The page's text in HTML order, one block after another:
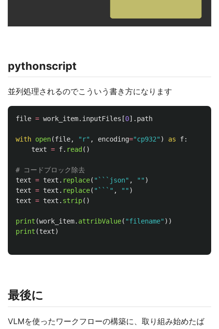
pythonscript
並列処理されるのでこういう書き方になります
file = work_item. inputFiles [0]. path
with open(file, " r" , encoding="cp932" ) as f:
text = f. read ()
text = text . replace( " ```json" , "" )
text = text . replace( " ``` " , "" )
text = text . strip()
print (work_item. attribValue( "filename" ))
print (text)
最後に
VLMを使ったワークフローの構築に、取り組み始めたば